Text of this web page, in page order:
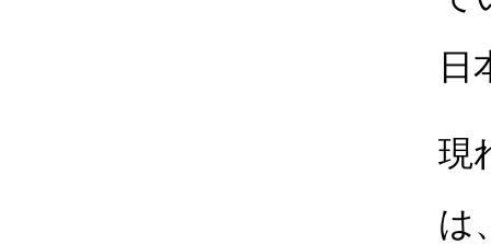
日
現
は